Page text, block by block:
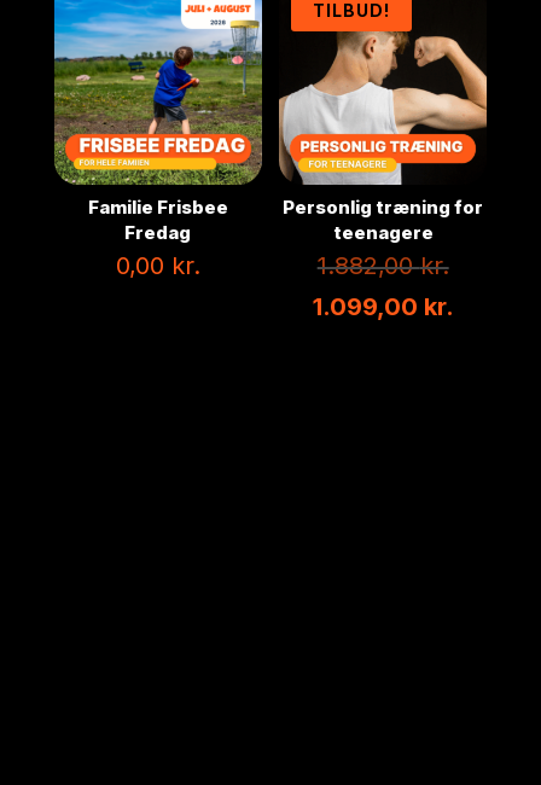
Familie Frisbee
Fredag
0,00 kr.
TILBUD!
Personlig træning for
teenagere
1.882,00kr.Den
1.099,00 kr.